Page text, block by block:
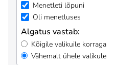
Menetleti lõpuni
Oli menetluses
Algatus vastab:
Kõigile valikuile korraga
Vähemalt ühele valikule